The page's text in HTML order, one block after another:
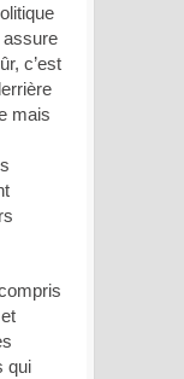
assure
c’est
mais
qui